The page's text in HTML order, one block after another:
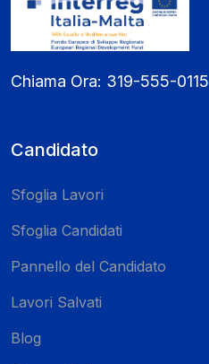
Chiama Ora: 319-555-0115
Candidato
Sfoglia Lavori
Sfoglia Candidati
Pannello del Candidato
Lavori Salvati
Blog